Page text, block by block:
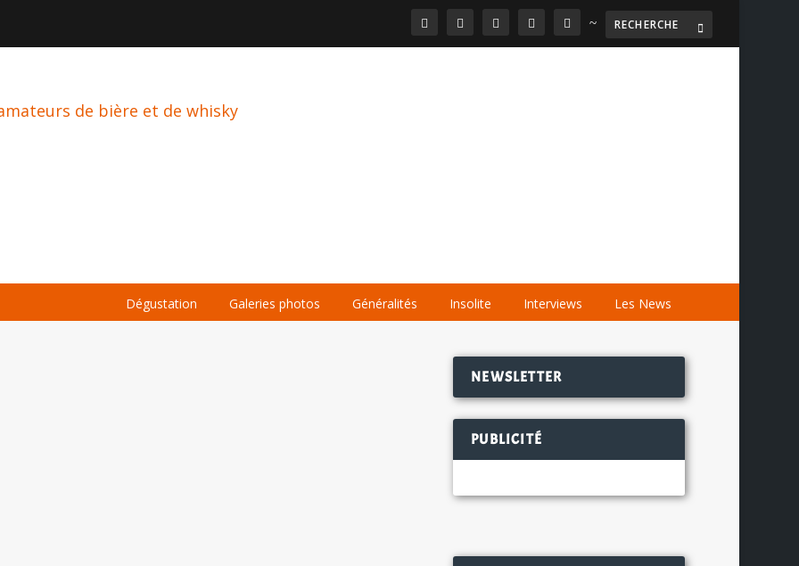
~
Dégustation Galeries photos Généralités Insolite Interviews Les News
NEWSLETTER
PUBLICITÉ